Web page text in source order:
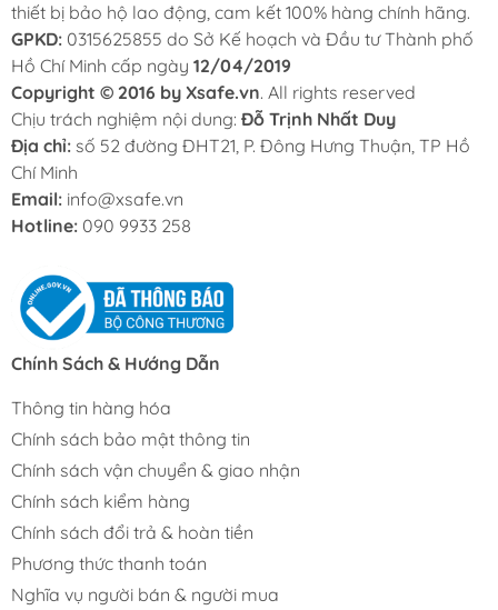
thiết bị bảo hộ lao động, cam kết 100% hàng chính hãng.
GPKD: 0315625855 do Sở Kế hoạch và Đầu tư Thành phố
Hồ Chí Minh cấp ngày 12/04/2019
Copyright © 2016 by Xsafe.vn. All rights reserved
Chịu trách nghiệm nội dung: Đỗ Trịnh Nhất Duy
Địa chỉ: số 52 đường ĐHT21, P. Đông Hưng Thuận, TP Hồ
Chí Minh
Email: info@xsafe.vn
Hotline: 090 9933 258
Chính Sách & Hướng Dẫn
Thông tin hàng hóa
Chính sách bảo mật thông tin
Chính sách vận chuyển & giao nhận
Chính sách kiểm hàng
Chính sách đổi trả & hoàn tiền
Phương thức thanh toán
Nghĩa vụ người bán & người mua